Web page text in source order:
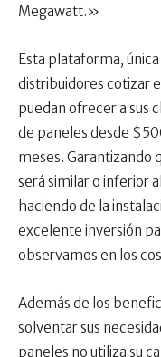
Megawatt.»
Esta plataforma,
distribuidores cotizar
puedan ofrecer a sus
de paneles desde
meses. Garantizando
será similar o inferior
haciendo de la
excelente inversión
observamos en los
Además de los
solventar sus
paneles no utiliza su